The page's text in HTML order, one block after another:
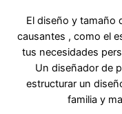
El diseño y tamaño
causantes , como el
tus necesidades
Un diseñador de
estructurar un
familia y